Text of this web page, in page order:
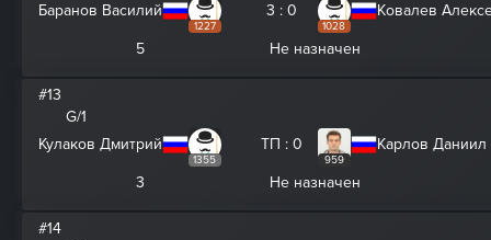
Баранов Василий
1227
3 : 0
1028
Ковалев
5 Не назначен
#13
G/1
Кулаков Дмитрий
1355
ТП : 0
959
Карлов Даниил
3 Не назначен
#14